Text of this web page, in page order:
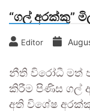
“ගල් අරක්කු”
Editor
නීති විරෝධී මත්
කිරීම පිණිස ගල්
අති විශේෂ